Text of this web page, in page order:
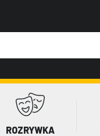
ROZRYWKA